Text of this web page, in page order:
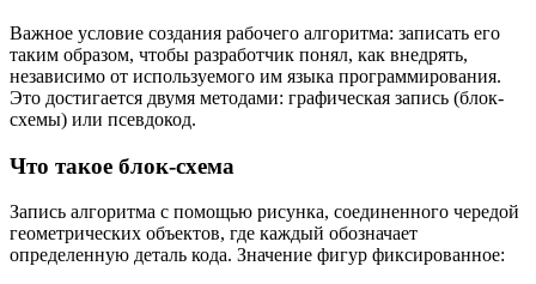
Важное условие создания рабочего алгоритма: записать его
таким образом, чтобы разработчик понял, как внедрять,
независимо от используемого им языка программирования.
Это достигается двумя методами: графическая запись (блок-
схемы) или псевдокод.
Что такое блок-схема
Запись алгоритма с помощью рисунка, соединенного чередой
геометрических объектов, где каждый обозначает
определенную деталь кода. Значение фигур фиксированное: